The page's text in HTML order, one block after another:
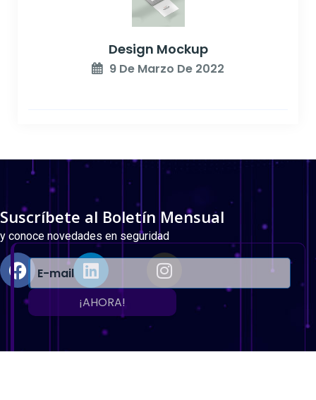
Design Mockup
9 De Marzo De 2022
Suscríbete al Boletín Mensual
y conoce novedades en seguridad
¡AHORA!